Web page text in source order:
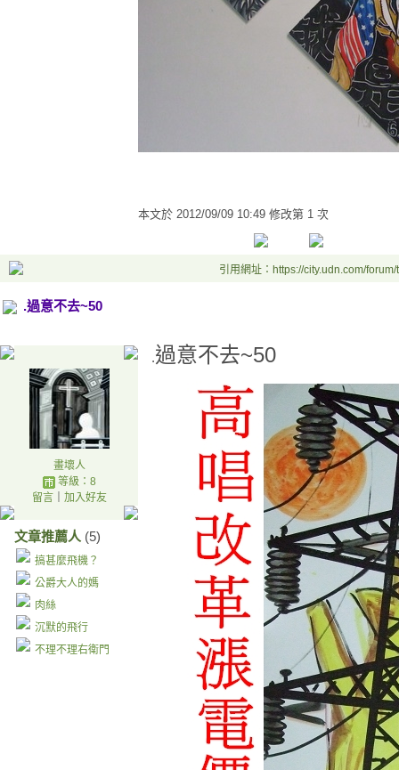
本文於 2012/09/09 10:49 修改第 1 次
引用網址：https://city.udn.com/
.過意不去~50
畫壞人
等級：8
留言｜ 加入好友
文章推薦人 (5)
搞甚麼飛機？
公爵大人的媽
肉絲
沉默的飛行
不理不理右衛門
.過意不去~50